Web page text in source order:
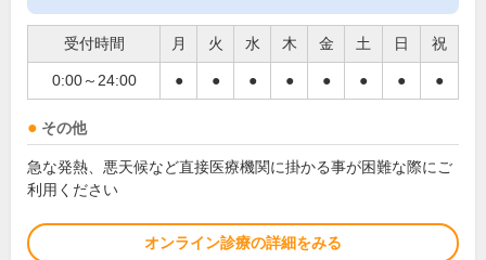
受付時間 月 火 水 木 金 土 日 祝
0:00～24:00 ● ● ● ● ● ● ● ●
その他
急な発熱、悪天候など直接医療機関に掛かる事が困難な際にご
利用ください
オンライン診療の詳細をみる